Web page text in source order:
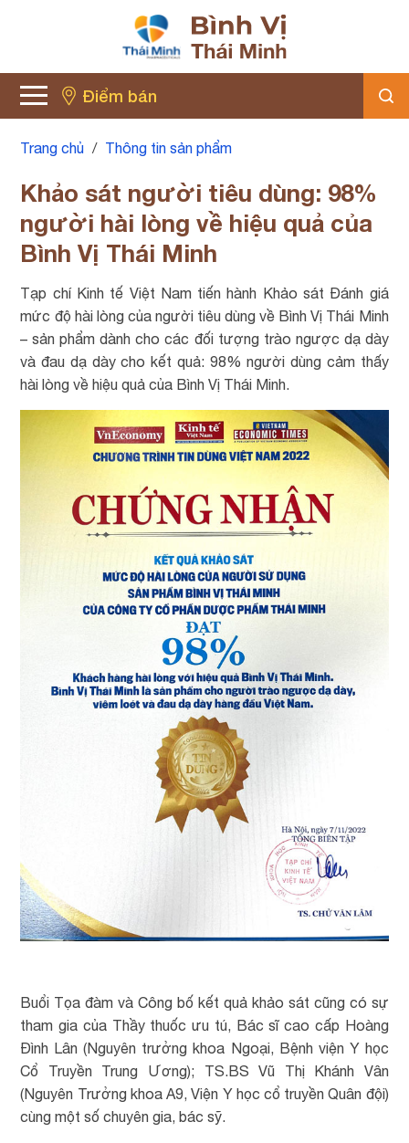
Điểm bán
Trang chủ / Thông tin sản phẩm
Khảo sát người tiêu dùng: 98%
người hài lòng về hiệu quả của
Bình Vị Thái Minh
Tạp chí Kinh tế Việt Nam tiến hành Khảo sát Đánh giá
mức độ hài lòng của người tiêu dùng về Bình Vị Thái Minh
– sản phẩm dành cho các đối tượng trào ngược dạ dày
và đau dạ dày cho kết quả: 98% người dùng cảm thấy
hài lòng về hiệu quả của Bình Vị Thái Minh.
Buổi Tọa đàm và Công bố kết quả khảo sát cũng có sự
tham gia của Thầy thuốc ưu tú, Bác sĩ cao cấp Hoàng
Đình Lân (Nguyên trưởng khoa Ngoại, Bệnh viện Y học
Cổ Truyền Trung Ương); TS.BS Vũ Thị Khánh Vân
(Nguyên Trưởng khoa A9, Viện Y học cổ truyền Quân đội)
cùng một số chuyên gia, bác sỹ.